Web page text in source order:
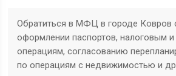
Обратиться в МФЦ в городе Ковров
оформлении паспортов, налоговым
операциям, согласованию
по операциям с недвижимостью и